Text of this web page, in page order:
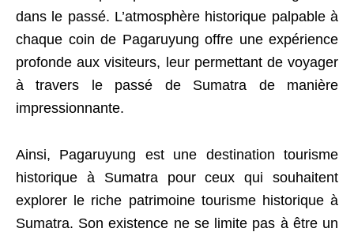
dans le passé. L’atmosphère historique palpable à
chaque coin de Pagaruyung offre une expérience
profonde aux visiteurs, leur permettant de voyager
à travers le passé de Sumatra de manière
impressionnante.
Ainsi, Pagaruyung est une destination tourisme
historique à Sumatra pour ceux qui souhaitent
explorer le riche patrimoine tourisme historique à
Sumatra. Son existence ne se limite pas à être un